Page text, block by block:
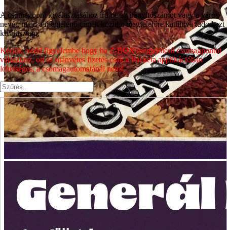
A csomagpont kiválasztásához írd be az irányítószámot vagy a város
nevét, majd a megjelenő címek közül a megfelelőre kattintva tudod azt
kiválasztani.
Kérjük, vedd figyelembe hogy ha Z-BOX megjelölésű csomagpontot
választasz, ott az utánvétes fizetés csak a Packeta applikációban
lehetséges, a csomagautomatánál nem!